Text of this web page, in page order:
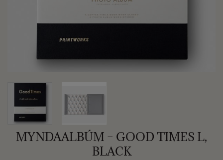
MYNDAALBÚM – GOOD TIMES L,
BLACK